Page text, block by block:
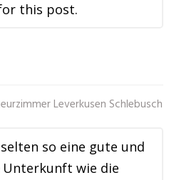
this post.
Leverkusen Schlebusch
so eine gute und
Unterkunft wie die